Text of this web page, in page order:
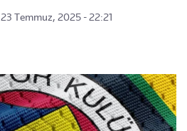
23 Temmuz, 2025 - 22:21